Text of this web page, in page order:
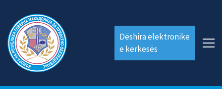
Dëshira elektronike
e kërkesës